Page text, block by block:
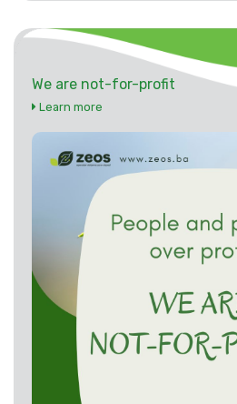
We are not-for-profit
Learn more